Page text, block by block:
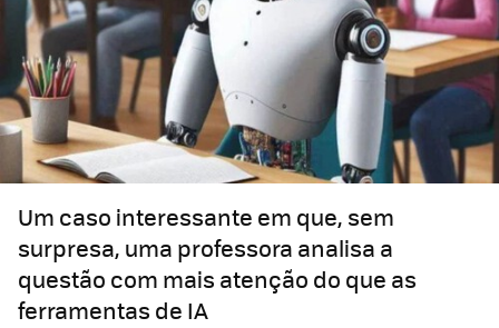
Um caso interessante em que, sem
surpresa, uma professora analisa a
questão com mais atenção do que as
ferramentas de IA